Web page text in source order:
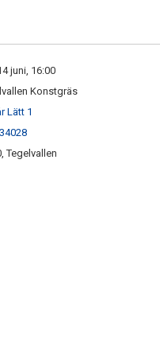
juni, 16:00
Konstgräs
Lätt 1
Tegelvallen